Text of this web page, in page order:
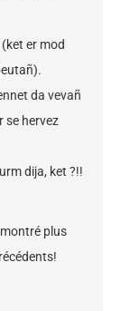
er mod
da vevañ
se hervez
dija, ket ?!!
plus